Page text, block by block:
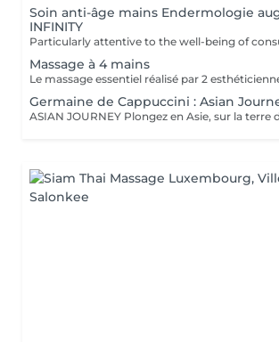
Soin anti-âge mains Endermologie
INFINITY
Massage à 4 mains
Germaine de Cappuccini : Asian